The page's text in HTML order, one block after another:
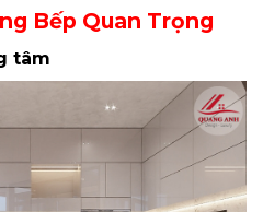
Bếp Quan Trọng
tâm